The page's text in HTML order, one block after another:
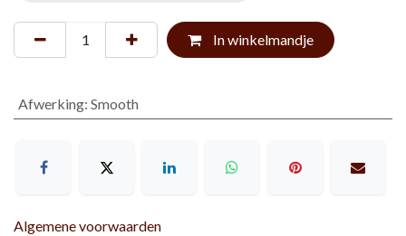
In winkelmandje
Afwerking: Smooth
Algemene voorwaarden